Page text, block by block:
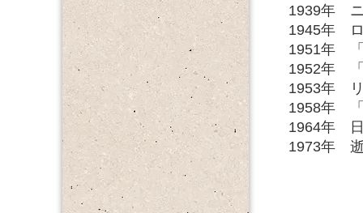
1939年 ニ
1945年 ロ
1951年 「
1952年 「
1953年 リ
1958年 「
1964年 日
1973年